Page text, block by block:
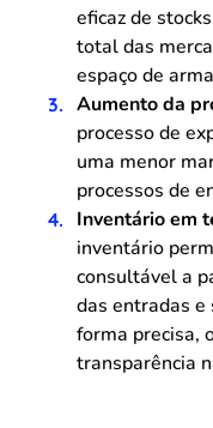
eficaz de
total das
espaço de
Aumento da
processo de
uma menor
processos de
Inventário em
inventário
consultável a
das entradas e
forma precisa,
transparência